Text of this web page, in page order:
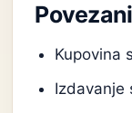
Kupovina
Izdavanje